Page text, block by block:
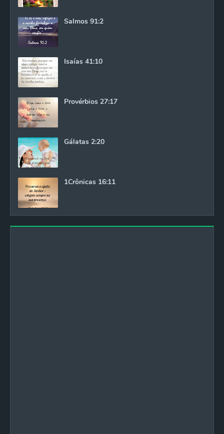
Salmos 91:2
Isaías 41:10
Provérbios 27:17
Gálatas 2:20
1Crônicas 16:11